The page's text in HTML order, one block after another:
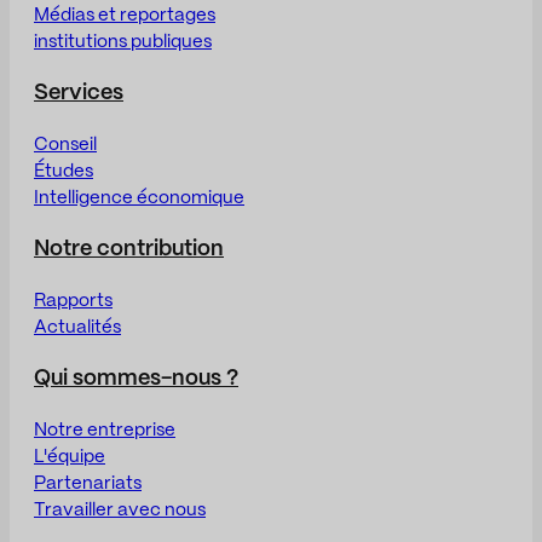
Médias et reportages
institutions publiques
Services
Conseil
Études
Intelligence économique
Notre contribution
Rapports
Actualités
Qui sommes-nous ?
Notre entreprise
L'équipe
Partenariats
Travailler avec nous